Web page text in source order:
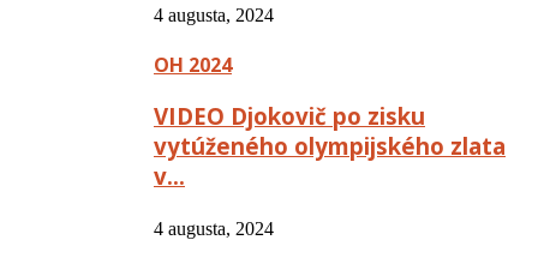
4 augusta, 2024
OH 2024
VIDEO Djokovič po zisku
vytúženého olympijského zlata
v…
4 augusta, 2024